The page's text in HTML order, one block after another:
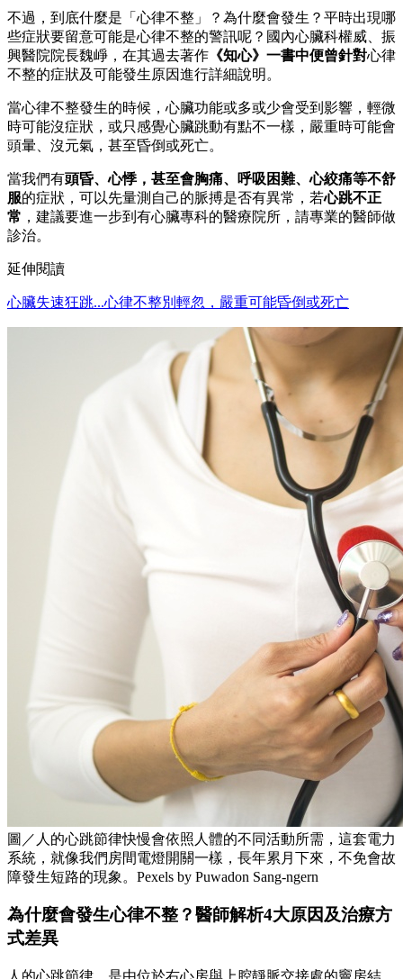
不過，到底什麼是「心律不整」？為什麼會發生？平時出現哪
些症狀要留意可能是心律不整的警訊呢？國內心臟科權威、振
興醫院院長魏崢，在其過去著作 《知心》一書中便曾針對心律
不整的症狀及可能發生原因進行詳細說明。
當心律不整發生的時候，心臟功能或多或少會受到影響，輕微
時可能沒症狀，或只感覺心臟跳動有點不一樣，嚴重時可能會
頭暈、沒元氣，甚至昏倒或死亡。
當我們有頭昏、心悸，甚至會胸痛、呼吸困難、心絞痛等不舒
服的症狀，可以先量測自己的脈搏是否有異常，若心跳不正
常 ，建議要進一步到有心臟專科的醫療院所，請專業的醫師做
診治。
延伸閱讀
心臟失速狂跳...心律不整別輕忽，嚴重可能昏倒或死亡
圖／人的心跳節律快慢會依照人體的不同活動所需，這套電力
系統，就像我們房間電燈開關一樣，長年累月下來，不免會故
障發生短路的現象。Pexels by Puwadon Sang-ngern
為什麼會發生心律不整？醫師解析4大原因及治療方
式差異
人的心跳節律，是由位於右心房與上腔靜脈交接處的竇房結